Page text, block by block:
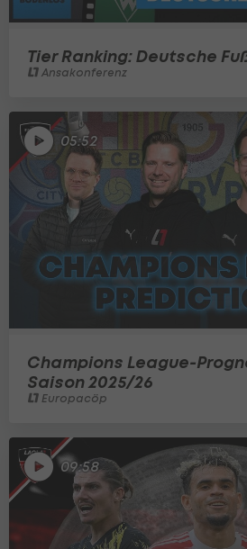
Tier Ranking: Deutsche
Ansakonferenz
05:52
Champions League-
Saison 2025/26
Europacöp
09:58